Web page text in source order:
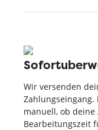
Wir versenden
manuell, ob
Bearbeitungszeit